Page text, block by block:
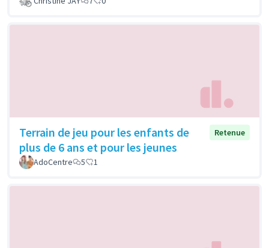
Terrain de jeu pour les enfants de
plus de 6 ans et pour les jeunes
Retenue
AdoCentre 5 1